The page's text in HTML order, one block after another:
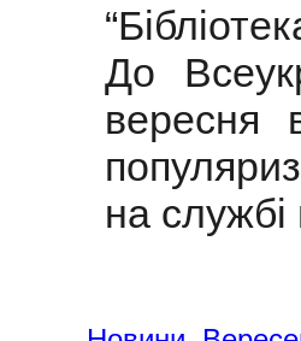
До
вересня
на службі